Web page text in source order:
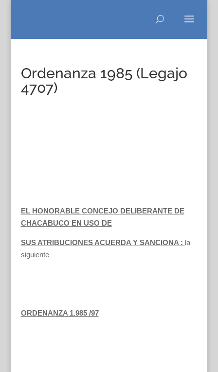
Ordenanza 1985 (Legajo
4707)
EL HONORABLE CONCEJO DELIBERANTE DE
CHACABUCO EN USO DE
SUS ATRIBUCIONES ACUERDA Y SANCIONA : la
siguiente
ORDENANZA 1.985 /97